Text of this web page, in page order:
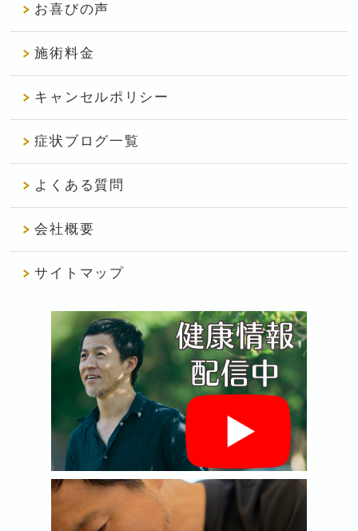
お喜びの声
施術料金
キャンセルポリシー
症状ブログ一覧
よくある質問
会社概要
サイトマップ